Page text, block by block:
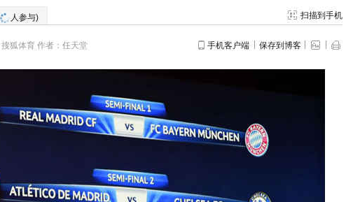
人参与) 扫描到手机
搜狐体育 作者：任天堂 手机客户端 保存到博客